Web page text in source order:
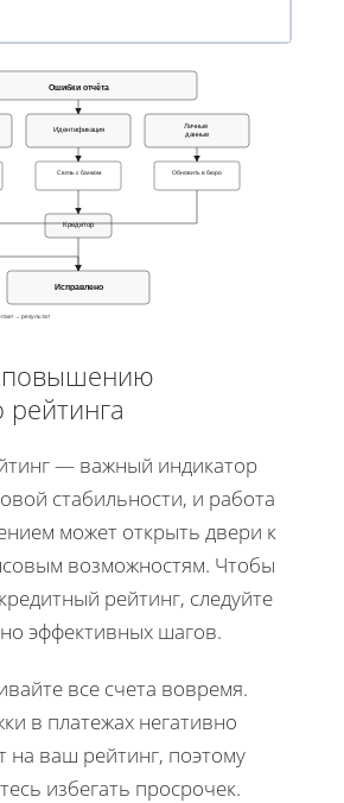
Ошибки отчёта
Идентификация
Личные
данные
Связь с банком Обновить в бюро
Кредитор
Исправлено
→ результат
рейтинга
— важный индикатор
стабильности, и работа
может открыть двери к
возможностям. Чтобы
рейтинг, следуйте
эффективных шагов.
все счета вовремя.
в платежах негативно
на ваш рейтинг, поэтому
избегать просрочек.